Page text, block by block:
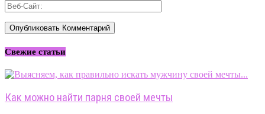
Свежие статьи
Как можно найти парня своей мечты